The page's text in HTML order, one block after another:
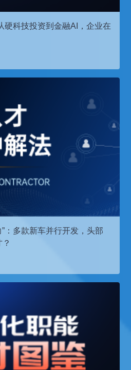
硬科技投资到金融AI，企业在
”：多款新车并行开发，头部